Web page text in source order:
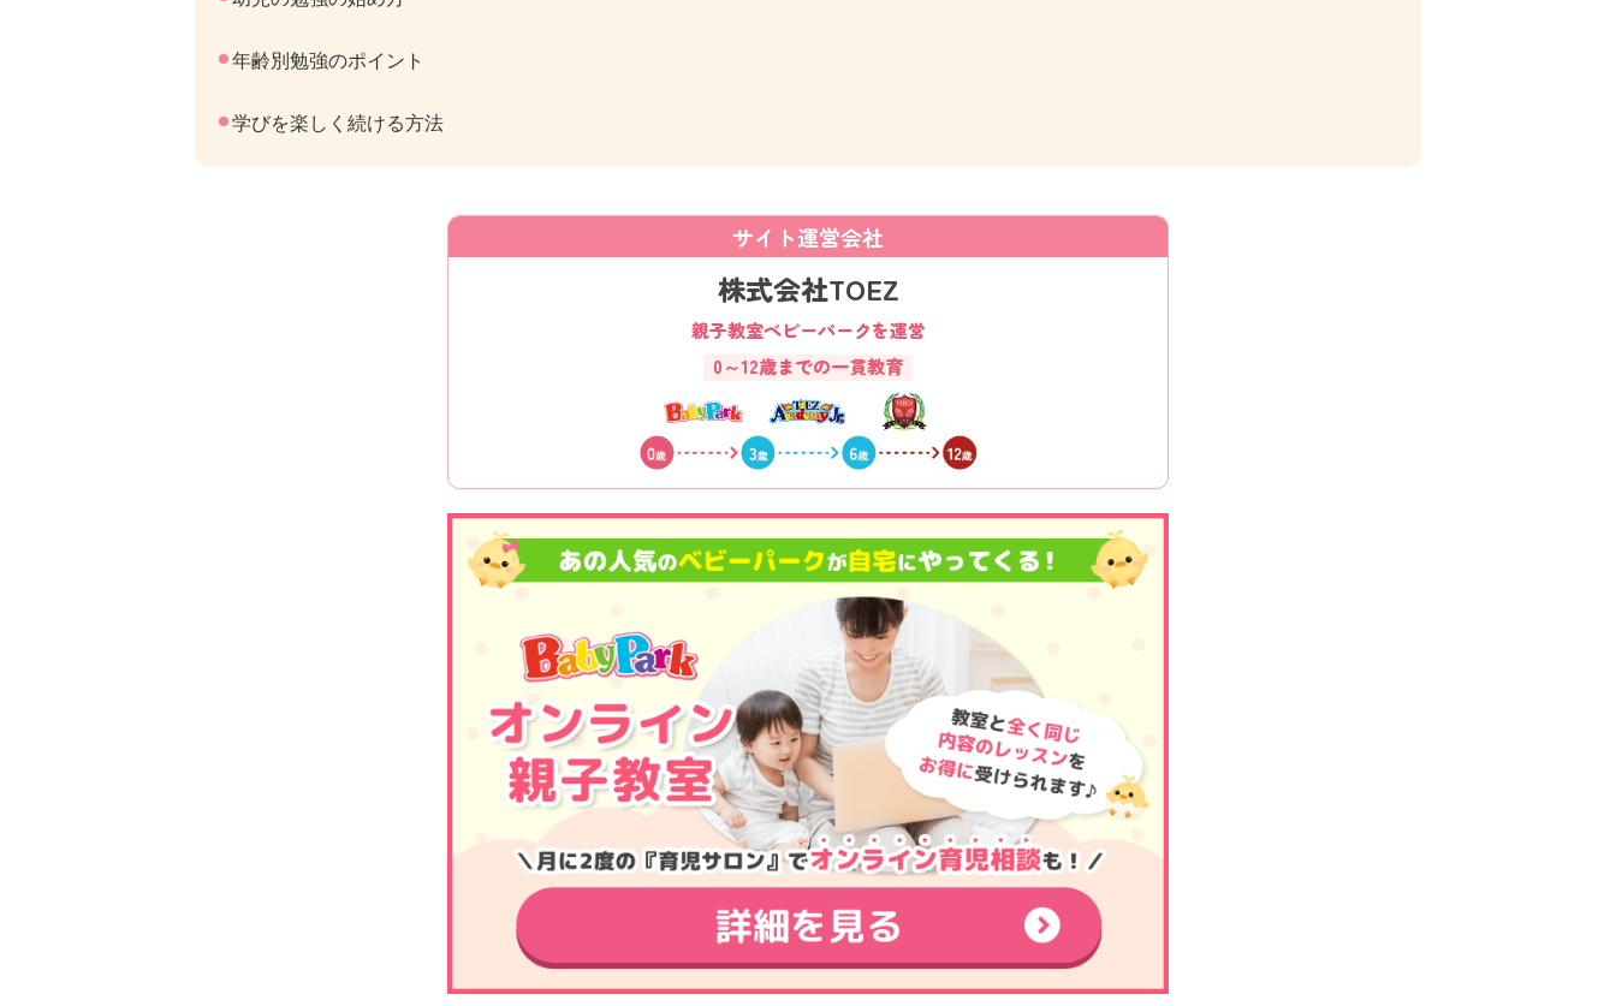
年齢別勉強のポイント
学びを楽しく続ける方法
サイト運営会社
株式会社TOEZ
親子教室ベビーパークを運営
0～12歳までの一貫教育